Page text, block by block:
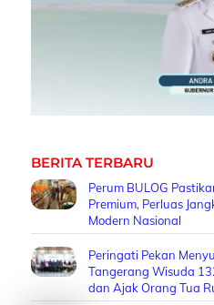
BERITA TERBARU
Perum BULOG
Premium, Perluas
Modern Nasional
Peringati Pekan
Tangerang Wisuda
dan Ajak Orang Tua